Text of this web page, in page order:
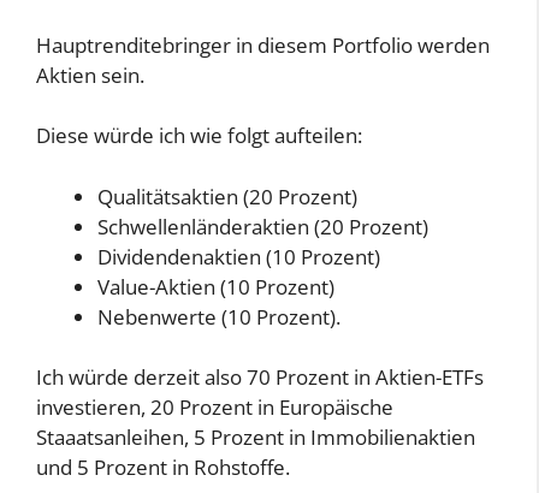
Hauptrenditebringer in diesem Portfolio werden
Aktien sein.
Diese würde ich wie folgt aufteilen:
Qualitätsaktien (20 Prozent)
Schwellenländeraktien (20 Prozent)
Dividendenaktien (10 Prozent)
Value-Aktien (10 Prozent)
Nebenwerte (10 Prozent).
Ich würde derzeit also 70 Prozent in Aktien-ETFs
investieren, 20 Prozent in Europäische
Staaatsanleihen, 5 Prozent in Immobilienaktien
und 5 Prozent in Rohstoffe.